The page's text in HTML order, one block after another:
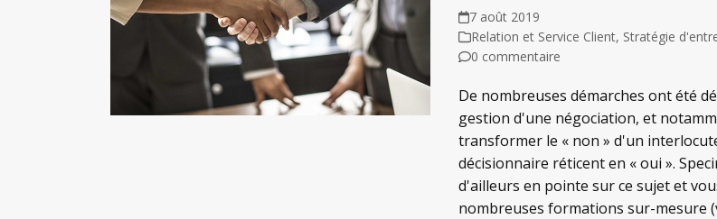
7 août 2019
Relation et Service Client, Stratégie
0 commentaire
De nombreuses démarches ont été
gestion d'une négociation, et
transformer le « non » d'un
décisionnaire réticent en « oui ».
d'ailleurs en pointe sur ce sujet et
nombreuses formations sur-mesure